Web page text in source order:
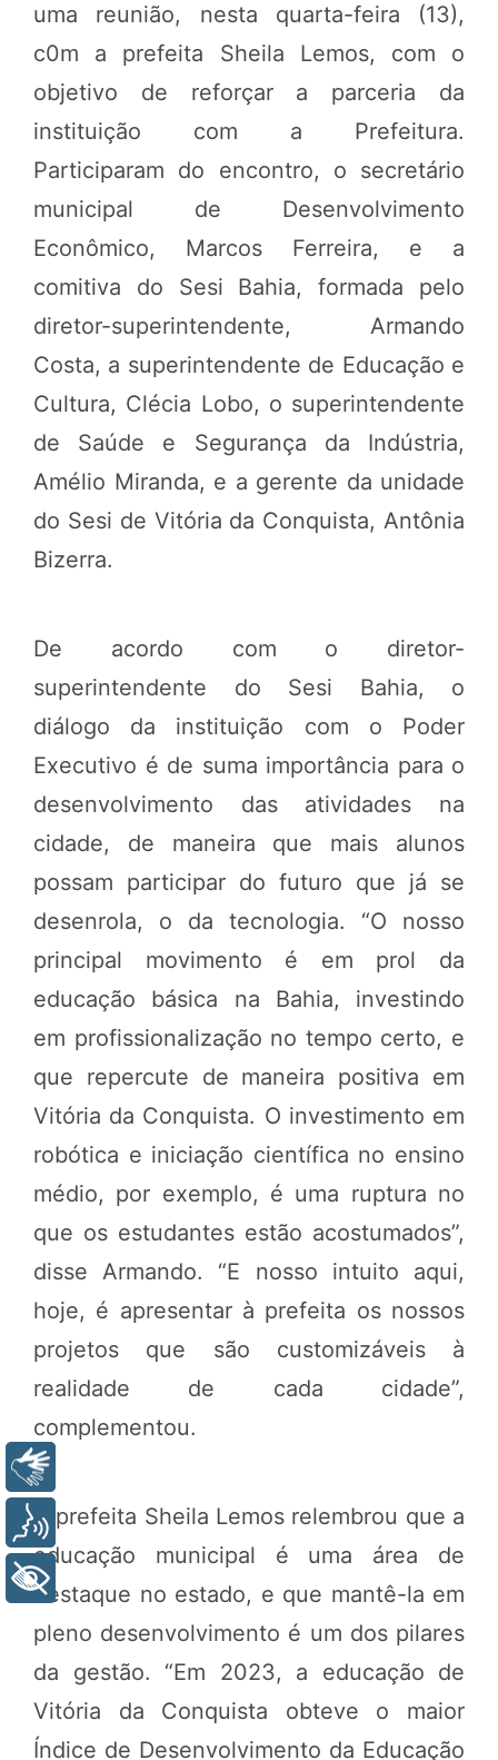
uma reunião, nesta quarta-feira (13),
c0m a prefeita Sheila Lemos, com o
objetivo de reforçar a parceria da
instituição com a Prefeitura.
Participaram do encontro, o secretário
municipal de Desenvolvimento
Econômico, Marcos Ferreira, e a
comitiva do Sesi Bahia, formada pelo
diretor-superintendente, Armando
Costa, a superintendente de Educação e
Cultura, Clécia Lobo, o superintendente
de Saúde e Segurança da Indústria,
Amélio Miranda, e a gerente da unidade
do Sesi de Vitória da Conquista, Antônia
Bizerra.
De acordo com o diretor-
superintendente do Sesi Bahia, o
diálogo da instituição com o Poder
Executivo é de suma importância para o
desenvolvimento das atividades na
cidade, de maneira que mais alunos
possam participar do futuro que já se
desenrola, o da tecnologia. “O nosso
principal movimento é em prol da
educação básica na Bahia, investindo
em profissionalização no tempo certo, e
que repercute de maneira positiva em
Vitória da Conquista. O investimento em
robótica e iniciação científica no ensino
médio, por exemplo, é uma ruptura no
que os estudantes estão acostumados”,
disse Armando. “E nosso intuito aqui,
hoje, é apresentar à prefeita os nossos
projetos que são customizáveis à
realidade de cada cidade”,
complementou.
A prefeita Sheila Lemos relembrou que a
educação municipal é uma área de
destaque no estado, e que mantê-la em
pleno desenvolvimento é um dos pilares
da gestão. “Em 2023, a educação de
Vitória da Conquista obteve o maior
Índice de Desenvolvimento da Educação
Voz